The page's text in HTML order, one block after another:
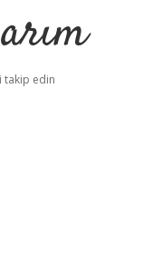
takip edin